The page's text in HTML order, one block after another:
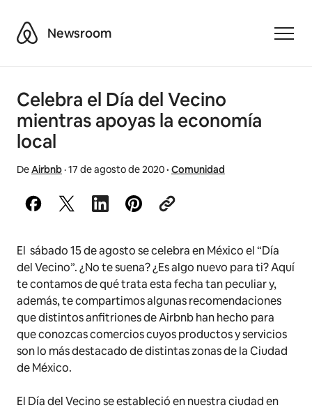
AirbnbNewsroom
Celebra el Día del Vecino
mientras apoyas la economía
local
DeAirbnb·17 de agosto de 2020· Comunidad
El sábado 15 de agosto se celebra en México el “Día
del Vecino”. ¿No te suena? ¿Es algo nuevo para ti? Aquí
te contamos de qué trata esta fecha tan peculiar y,
además, te compartimos algunas recomendaciones
que distintos anfitriones de Airbnb han hecho para
que conozcas comercios cuyos productos y servicios
son lo más destacado de distintas zonas de la Ciudad
de México.
El Día del Vecino se estableció en nuestra ciudad en